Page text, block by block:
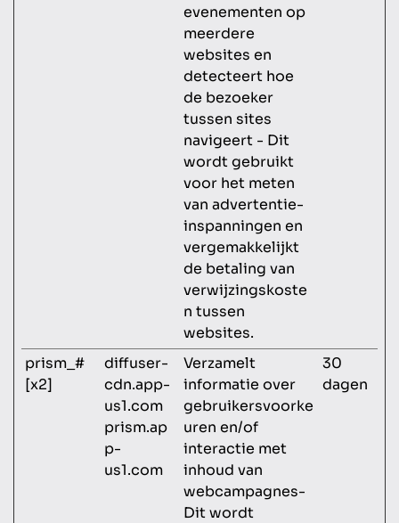
evenementen op
meerdere
websites en
detecteert hoe
de bezoeker
tussen sites
navigeert - Dit
wordt gebruikt
voor het meten
van advertentie-
inspanningen en
vergemakkelijkt
de betaling van
verwijzingskoste
n tussen
websites.
prism_#
[x2]
diffuser-
cdn.app-
us1.com
prism.ap
p-
us1.com
Verzamelt
informatie over
gebruikersvoorke
uren en/of
interactie met
inhoud van
webcampagnes-
Dit wordt
30
dagen